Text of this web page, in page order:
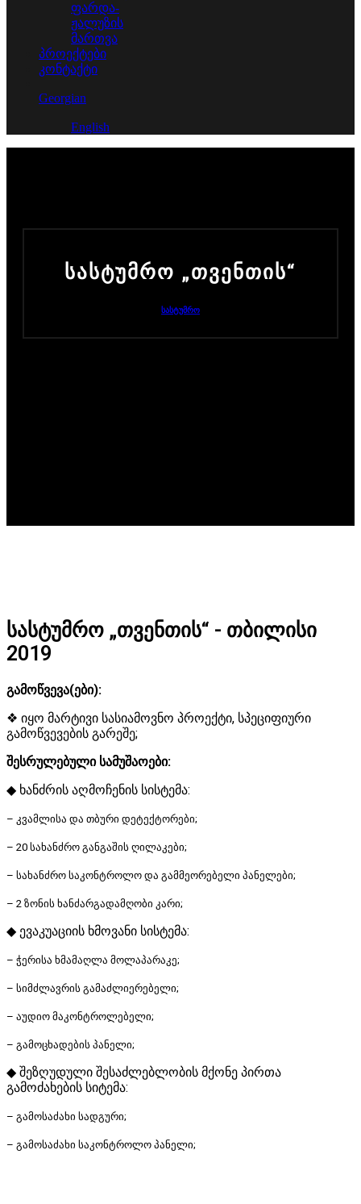
ფარდა-
ჟალუზის
მართვა
პროექტები
კონტაქტი
Georgian
English
ᲡᲐᲡᲢᲣᲛᲠᲝ „ᲗᲕᲔᲜᲗᲘᲡ“
ᲡᲐᲡᲢᲣᲛᲠᲝ
სასტუმრო „თვენთის“ - თბილისი
2019
გამოწვევა(ები):
❖ იყო მარტივი სასიამოვნო პროექტი, სპეციფიური
გამოწვევების გარეშე;
შესრულებული სამუშაოები:
◆ ხანძრის აღმოჩენის სისტემა:
– კვამლისა და თბური დეტექტორები;
– 20 სახანძრო განგაშის ღილაკები;
– სახანძრო საკონტროლო და გამმეორებელი პანელები;
– 2 ზონის ხანძარგადამღობი კარი;
◆ ევაკუაციის ხმოვანი სისტემა:
– ჭერისა ხმამაღლა მოლაპარაკე;
– სიმძლავრის გამაძლიერებელი;
– აუდიო მაკონტროლებელი;
– გამოცხადების პანელი;
◆ შეზღუდული შესაძლებლობის მქონე პირთა
გამოძახების სიტემა:
– გამოსაძახი სადგური;
– გამოსაძახი საკონტროლო პანელი;